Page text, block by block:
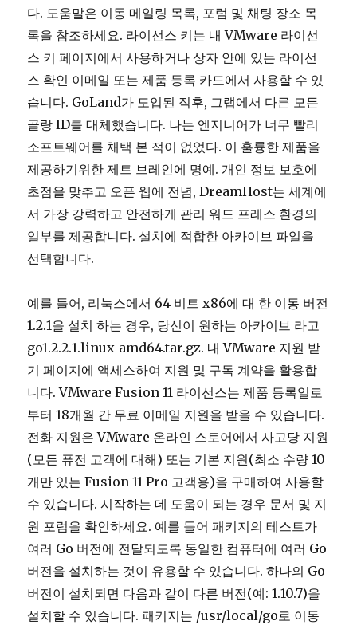
다. 도움말은 이동 메일링 목록, 포럼 및 채팅 장소 목
록을 참조하세요. 라이선스 키는 내 VMware 라이선
스 키 페이지에서 사용하거나 상자 안에 있는 라이선
스 확인 이메일 또는 제품 등록 카드에서 사용할 수 있
습니다. GoLand가 도입된 직후, 그랩에서 다른 모든
골랑 ID를 대체했습니다. 나는 엔지니어가 너무 빨리
소프트웨어를 채택 본 적이 없었다. 이 훌륭한 제품을
제공하기위한 제트 브레인에 명예. 개인 정보 보호에
초점을 맞추고 오픈 웹에 전념, DreamHost는 세계에
서 가장 강력하고 안전하게 관리 워드 프레스 환경의
일부를 제공합니다. 설치에 적합한 아카이브 파일을
선택합니다.
예를 들어, 리눅스에서 64 비트 x86에 대 한 이동 버전
1.2.1을 설치 하는 경우, 당신이 원하는 아카이브 라고
go1.2.2.1.linux-amd64.tar.gz. 내 VMware 지원 받
기 페이지에 액세스하여 지원 및 구독 계약을 활용합
니다. VMware Fusion 11 라이선스는 제품 등록일로
부터 18개월 간 무료 이메일 지원을 받을 수 있습니다.
전화 지원은 VMware 온라인 스토어에서 사고당 지원
(모든 퓨전 고객에 대해) 또는 기본 지원(최소 수량 10
개만 있는 Fusion 11 Pro 고객용)을 구매하여 사용할
수 있습니다. 시작하는 데 도움이 되는 경우 문서 및 지
원 포럼을 확인하세요. 예를 들어 패키지의 테스트가
여러 Go 버전에 전달되도록 동일한 컴퓨터에 여러 Go
버전을 설치하는 것이 유용할 수 있습니다. 하나의 Go
버전이 설치되면 다음과 같이 다른 버전(예: 1.10.7)을
설치할 수 있습니다. 패키지는 /usr/local/go로 이동